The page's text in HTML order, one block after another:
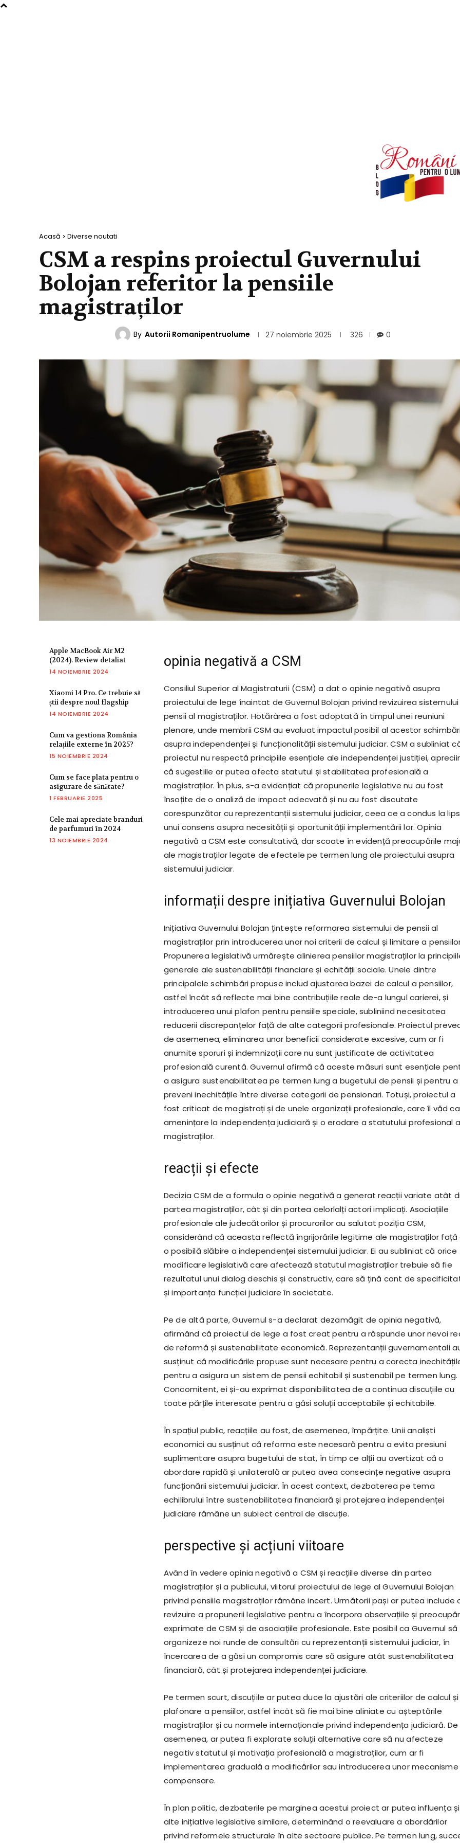
Acasă Diverse noutati
CSM a respins proiectul Guvernului
Bolojan referitor la pensiile
magistraților
By Autorii Romanipentruolume 27 noiembrie 2025 326 0
Apple MacBook Air M2
(2024). Review detaliat
14 NOIEMBRIE 2024
Xiaomi 14 Pro. Ce trebuie să
știi despre noul flagship
14 NOIEMBRIE 2024
Cum va gestiona România
relațiile externe în 2025?
15 NOIEMBRIE 2024
Cum se face plata pentru o
asigurare de sănătate?
1 FEBRUARIE 2025
Cele mai apreciate branduri
de parfumuri în 2024
13 NOIEMBRIE 2024
opinia negativă a CSM
Consiliul Superior al Magistraturii (CSM) a dat o opinie negativă asupra
proiectului de lege înaintat de Guvernul Bolojan privind revizuirea
pensii al magistraților. Hotărârea a fost adoptată în timpul unei reuniuni
plenare, unde membrii CSM au evaluat impactul posibil al acestor
asupra independenței și funcționalității sistemului judiciar. CSM a subliniat
proiectul nu respectă principiile esențiale ale independenței justiției,
că sugestiile ar putea afecta statutul și stabilitatea profesională a
magistraților. În plus, s-a evidențiat că propunerile legislative nu au fost
însoțite de o analiză de impact adecvată și nu au fost discutate
corespunzător cu reprezentanții sistemului judiciar, ceea ce a condus la
unui consens asupra necesității și oportunității implementării lor. Opinia
negativă a CSM este consultativă, dar scoate în evidență preocupările
ale magistraților legate de efectele pe termen lung ale proiectului asupra
sistemului judiciar.
informații despre inițiativa Guvernului Bolojan
Inițiativa Guvernului Bolojan țintește reformarea sistemului de pensii al
magistraților prin introducerea unor noi criterii de calcul și limitare a
Propunerea legislativă urmărește alinierea pensiilor magistraților la
generale ale sustenabilității financiare și echității sociale. Unele dintre
principalele schimbări propuse includ ajustarea bazei de calcul a pensiilor,
astfel încât să reflecte mai bine contribuțiile reale de-a lungul carierei, și
introducerea unui plafon pentru pensiile speciale, subliniind necesitatea
reducerii discrepanțelor față de alte categorii profesionale. Proiectul
de asemenea, eliminarea unor beneficii considerate excesive, cum ar fi
anumite sporuri și indemnizații care nu sunt justificate de activitatea
profesională curentă. Guvernul afirmă că aceste măsuri sunt esențiale
a asigura sustenabilitatea pe termen lung a bugetului de pensii și pentru a
preveni inechitățile între diverse categorii de pensionari. Totuși, proiectul a
fost criticat de magistrați și de unele organizații profesionale, care îl văd
amenințare la independența judiciară și o erodare a statutului profesional
magistraților.
reacții și efecte
Decizia CSM de a formula o opinie negativă a generat reacții variate atât
partea magistraților, cât și din partea celorlalți actori implicați. Asociațiile
profesionale ale judecătorilor și procurorilor au salutat poziția CSM,
considerând că aceasta reflectă îngrijorările legitime ale magistraților față
o posibilă slăbire a independenței sistemului judiciar. Ei au subliniat că orice
modificare legislativă care afectează statutul magistraților trebuie să fie
rezultatul unui dialog deschis și constructiv, care să țină cont de
și importanța funcției judiciare în societate.
Pe de altă parte, Guvernul s-a declarat dezamăgit de opinia negativă,
afirmând că proiectul de lege a fost creat pentru a răspunde unor nevoi
de reformă și sustenabilitate economică. Reprezentanții guvernamentali
susținut că modificările propuse sunt necesare pentru a corecta
pentru a asigura un sistem de pensii echitabil și sustenabil pe termen lung.
Concomitent, ei și-au exprimat disponibilitatea de a continua discuțiile cu
toate părțile interesate pentru a găsi soluții acceptabile și echitabile.
În spațiul public, reacțiile au fost, de asemenea, împărțite. Unii analiști
economici au susținut că reforma este necesară pentru a evita presiuni
suplimentare asupra bugetului de stat, în timp ce alții au avertizat că o
abordare rapidă și unilaterală ar putea avea consecințe negative asupra
funcționării sistemului judiciar. În acest context, dezbaterea pe tema
echilibrului între sustenabilitatea financiară și protejarea independenței
judiciare rămâne un subiect central de discuție.
perspective și acțiuni viitoare
Având în vedere opinia negativă a CSM și reacțiile diverse din partea
magistraților și a publicului, viitorul proiectului de lege al Guvernului Bolojan
privind pensiile magistraților rămâne incert. Următorii pași ar putea include
revizuire a propunerii legislative pentru a încorpora observațiile și
exprimate de CSM și de asociațiile profesionale. Este posibil ca Guvernul să
organizeze noi runde de consultări cu reprezentanții sistemului judiciar, în
încercarea de a găsi un compromis care să asigure atât sustenabilitatea
financiară, cât și protejarea independenței judiciare.
Pe termen scurt, discuțiile ar putea duce la ajustări ale criteriilor de calcul și
plafonare a pensiilor, astfel încât să fie mai bine aliniate cu așteptările
magistraților și cu normele internaționale privind independența judiciară. De
asemenea, ar putea fi explorate soluții alternative care să nu afecteze
negativ statutul și motivația profesională a magistraților, cum ar fi
implementarea graduală a modificărilor sau introducerea unor mecanisme
compensare.
În plan politic, dezbaterile pe marginea acestui proiect ar putea influența și
alte inițiative legislative similare, determinând o reevaluare a abordărilor
privind reformele structurale în alte sectoare publice. Pe termen lung,